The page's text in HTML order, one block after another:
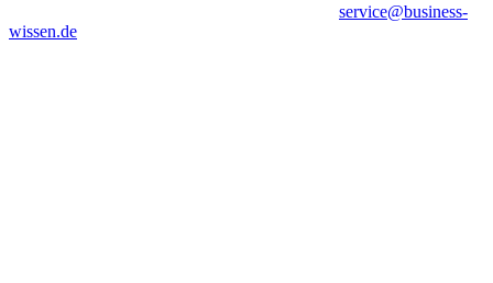
service@business-
wissen.de